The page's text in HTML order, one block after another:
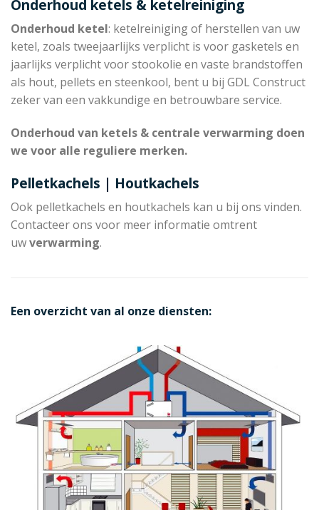
Onderhoud ketels & ketelreiniging
Onderhoud ketel: ketelreiniging of herstellen van uw
ketel, zoals tweejaarlijks verplicht is voor gasketels en
jaarlijks verplicht voor stookolie en vaste brandstoffen
als hout, pellets en steenkool, bent u bij GDL Construct
zeker van een vakkundige en betrouwbare service.
Onderhoud van ketels & centrale verwarming doen
we voor alle reguliere merken.
Pelletkachels | Houtkachels
Ook pelletkachels en houtkachels kan u bij ons vinden.
Contacteer ons voor meer informatie omtrent
uwverwarming.
Een overzicht van al onze diensten: